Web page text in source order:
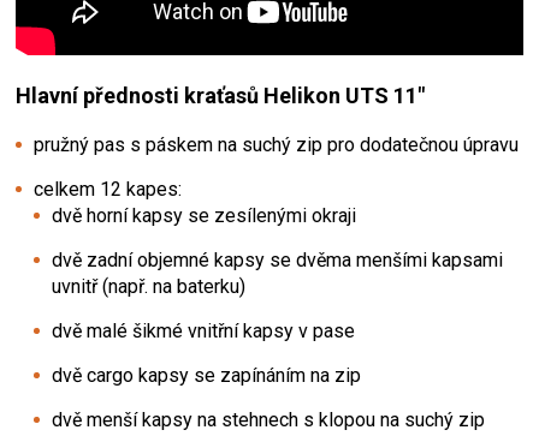
Hlavní přednosti kraťasů Helikon UTS 11"
pružný pas s páskem na suchý zip pro dodatečnou úpravu
celkem 12 kapes:
dvě horní kapsy se zesílenými okraji
dvě zadní objemné kapsy se dvěma menšími kapsami
uvnitř (např. na baterku)
dvě malé šikmé vnitřní kapsy v pase
dvě cargo kapsy se zapínáním na zip
dvě menší kapsy na stehnech s klopou na suchý zip